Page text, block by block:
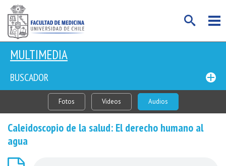
MULTIMEDIA
BUSCADOR
Fotos Videos Audios
Caleidoscopio de la salud: El derecho humano al
agua